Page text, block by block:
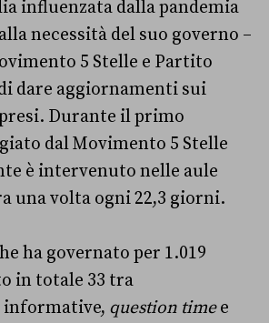
influenzata dalla pandemia
necessità del suo governo –
5 Stelle e Partito
dare aggiornamenti sui
Durante il primo
dal Movimento 5 Stelle
è intervenuto nelle aule
una volta ogni 22,3 giorni.
ha governato per 1.019
in totale 33 tra
informative, question timee